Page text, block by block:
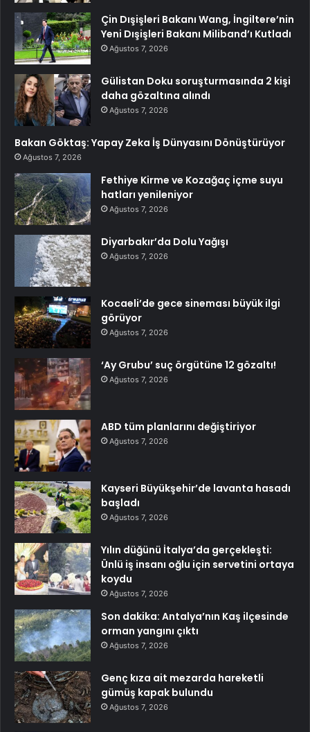
Çin Dışişleri Bakanı Wang, İngiltere’nin
Yeni Dışişleri Bakanı Miliband’ı Kutladı
Ağustos 7, 2026
Gülistan Doku soruşturmasında 2 kişi
daha gözaltına alındı
Ağustos 7, 2026
Bakan Göktaş: Yapay Zeka İş Dünyasını Dönüştürüyor
Ağustos 7, 2026
Fethiye Kirme ve Kozağaç içme suyu
hatları yenileniyor
Ağustos 7, 2026
Diyarbakır’da Dolu Yağışı
Ağustos 7, 2026
Kocaeli’de gece sineması büyük ilgi
görüyor
Ağustos 7, 2026
‘Ay Grubu’ suç örgütüne 12 gözaltı!
Ağustos 7, 2026
ABD tüm planlarını değiştiriyor
Ağustos 7, 2026
Kayseri Büyükşehir’de lavanta hasadı
başladı
Ağustos 7, 2026
Yılın düğünü İtalya’da gerçekleşti:
Ünlü iş insanı oğlu için servetini ortaya
koydu
Ağustos 7, 2026
Son dakika: Antalya’nın Kaş ilçesinde
orman yangını çıktı
Ağustos 7, 2026
Genç kıza ait mezarda hareketli
gümüş kapak bulundu
Ağustos 7, 2026